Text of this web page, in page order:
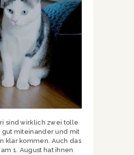
sind wirklich zwei tolle
gut miteinander und mit
klar kommen. Auch das
1. August hat ihnen